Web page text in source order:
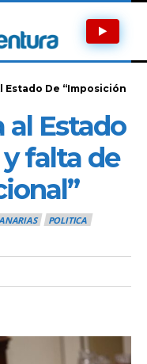
Estado De “imposición
al Estado
falta de
POLITICA